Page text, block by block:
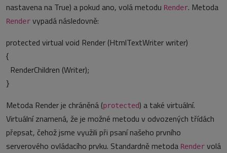
nastavena na True) a pokud ano, volá metodu Render. Metoda
Render vypadá následovně:
protected virtual void Render (HtmlTextWriter writer)
{
RenderChildren (Writer);
}
Metoda Render je chráněná (protected) a také virtuální.
Virtuální znamená, že je možné metodu v odvozených třídách
přepsat, čehož jsme využili při psaní našeho prvního
serverového ovládacího prvku. Standardně metoda Render volá